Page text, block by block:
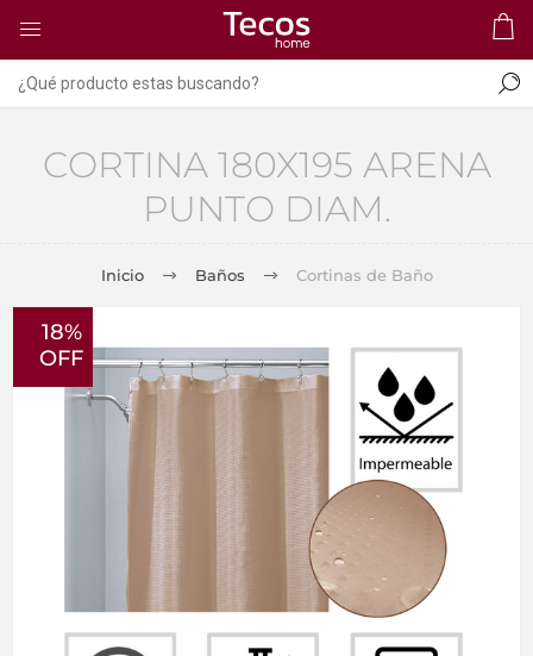
CORTINA 180X195 ARENA
PUNTO DIAM.
Inicio Baños Cortinas de Baño
18%
OFF